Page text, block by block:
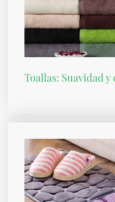
Toallas: Suavidad